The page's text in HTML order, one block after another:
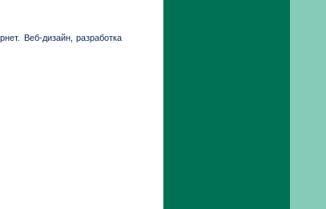
Веб-дизайн, разработка